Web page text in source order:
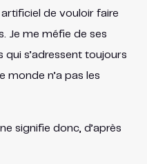
de vouloir faire
Je me méfie de ses
s’adressent toujours
monde n’a pas les
signifie donc, d’après